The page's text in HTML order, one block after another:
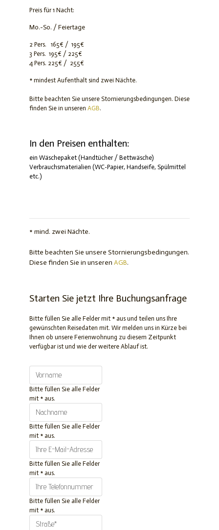
Preis für 1 Nacht:
Mo.-So. / Feiertage
2 Pers. 165€ / 195€
3 Pers. 195€ / 225€
4 Pers. 225€ / 255€
* mindest Aufenthalt sind zwei Nächte.
Bitte beachten Sie unsere Stornierungsbedingungen. Diese
finden Sie in unseren AGB.
In den Preisen enthalten:
ein Wäschepaket (Handtücher / Bettwäsche)
Verbrauchsmaterialien (WC-Papier, Handseife, Spülmittel
etc.)
* mind. zwei Nächte.
Bitte beachten Sie unsere Stornierungsbedingungen.
Diese finden Sie in unseren AGB.
Starten Sie jetzt Ihre Buchungsanfrage
Bitte füllen Sie alle Felder mit * aus und teilen uns Ihre
gewünschten Reisedaten mit. Wir melden uns in Kürze bei
Ihnen ob unsere Ferienwohnung zu diesem Zeitpunkt
verfügbar ist und wie der weitere Ablauf ist.
Bitte füllen Sie alle Felder
mit * aus.
Bitte füllen Sie alle Felder
mit * aus.
Bitte füllen Sie alle Felder
mit * aus.
Bitte füllen Sie alle Felder
mit * aus.